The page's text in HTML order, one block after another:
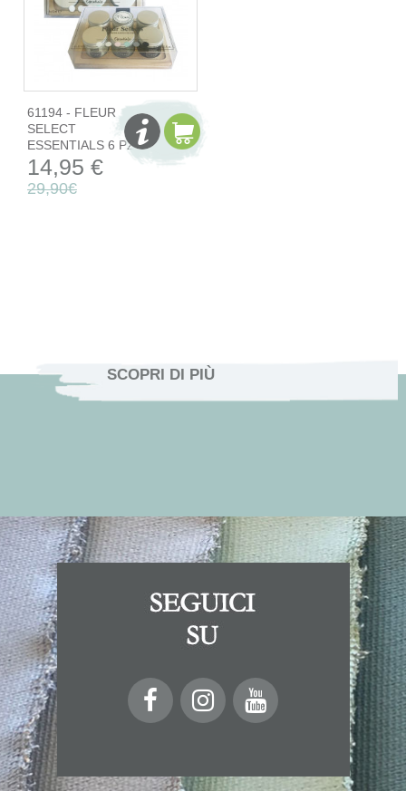
61194 - FLEUR
SELECT
ESSENTIALS 6 PZ
14,95 €
29,90€
SCOPRI DI PIÙ